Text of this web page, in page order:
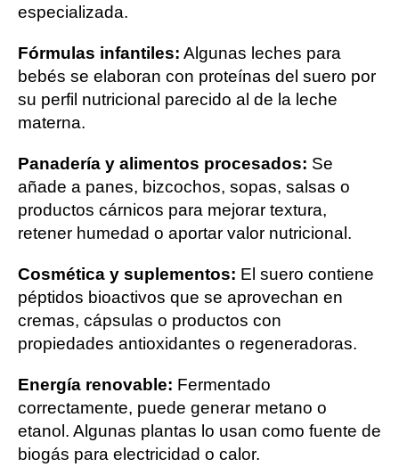
especializada.
Fórmulas infantiles: Algunas leches para
bebés se elaboran con proteínas del suero por
su perfil nutricional parecido al de la leche
materna.
Panadería y alimentos procesados: Se
añade a panes, bizcochos, sopas, salsas o
productos cárnicos para mejorar textura,
retener humedad o aportar valor nutricional.
Cosmética y suplementos: El suero contiene
péptidos bioactivos que se aprovechan en
cremas, cápsulas o productos con
propiedades antioxidantes o regeneradoras.
Energía renovable: Fermentado
correctamente, puede generar metano o
etanol. Algunas plantas lo usan como fuente de
biogás para electricidad o calor.